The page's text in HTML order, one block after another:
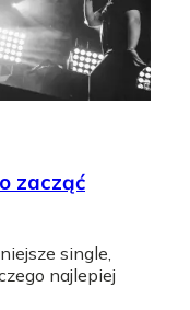
zacząć
single,
najlepiej